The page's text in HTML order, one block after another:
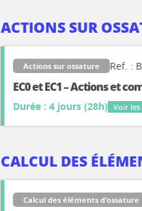
ACTIONS SUR
Actions sur ossature Ref. :
EC0 et EC1 – Actions et
Durée : 4 jours (28h) Voir les
CALCUL DES
Calcul des éléments d'ossature